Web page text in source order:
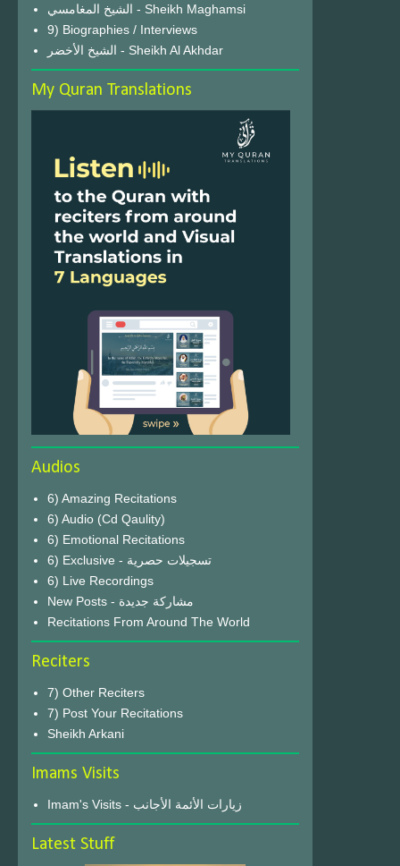
الشيخ المغامسي - Sheikh Maghamsi
9) Biographies / Interviews
الشيخ الأخضر - Sheikh Al Akhdar
My Quran Translations
Audios
6) Amazing Recitations
6) Audio (Cd Qaulity)
6) Emotional Recitations
6) Exclusive - تسجيلات حصرية
6) Live Recordings
New Posts - مشاركة جديدة
Recitations From Around The World
Reciters
7) Other Reciters
7) Post Your Recitations
Sheikh Arkani
Imams Visits
Imam's Visits - زيارات الأئمة الأجانب
Latest Stuff